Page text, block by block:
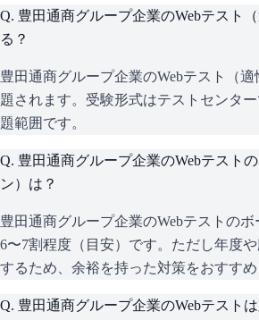
Q. 豊田通商グループ企業のWebテスト
る？
豊田通商グループ企業のWebテスト（適
題されます。受験形式はテストセンタ
題範囲です。
Q. 豊田通商グループ企業のWebテスト
ン）は？
豊田通商グループ企業のWebテストの
6〜7割程度（目安）です。ただし年度
するため、余裕を持った対策をおすすめ
Q. 豊田通商グループ企業のWebテスト